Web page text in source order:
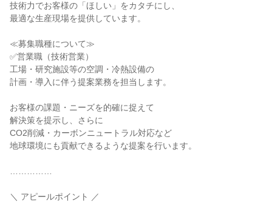
技術力でお客様の「ほしい」をカタチにし、
最適な生産現場を提供しています。
≪募集職種について≫
✅営業職（技術営業）
工場・研究施設等の空調・冷熱設備の
計画・導入に伴う提案業務を担当します。
お客様の課題・ニーズを的確に捉えて
解決策を提示し、さらに
CO2削減・カーボンニュートラル対応など
地球環境にも貢献できるような提案を行います。
＼ アピールポイント ／